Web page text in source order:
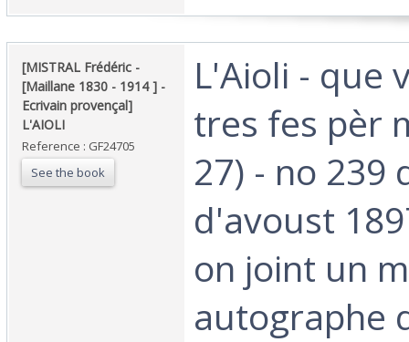
‎[MISTRAL Frédéric -
[Maillane 1830 - 1914 ] -
Ecrivain provençal]
L'AIOLI ‎
Reference : GF24705
See the book
‎L'Aioli - que
tres fes pèr
27) - no 239
d'avoust
on joint un
autographe